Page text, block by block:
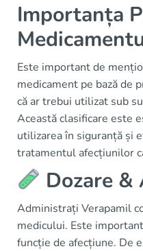
Importanța
Este important de
medicament pe bază de
că ar trebui utilizat sub
Această clasificare este
utilizarea în siguranță și
tratamentul afecțiunilor
Dozare
Administrați Verapamil
medicului. Este
funcție de afecțiune. De